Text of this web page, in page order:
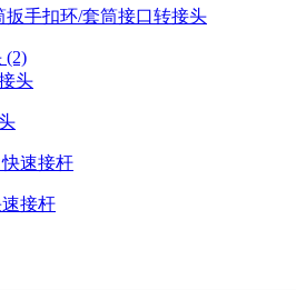
扳手扣环/套筒接口转接头
(2)
接杆